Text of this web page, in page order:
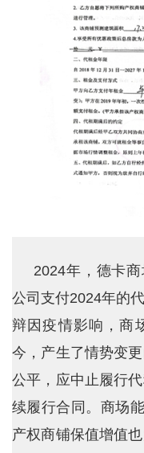
2024年，德卡
公司支付2024年的
辩因疫情影响，商
今，产生了情势变
公平，应中止履行
续履行合同。商场
产权商铺保值增值